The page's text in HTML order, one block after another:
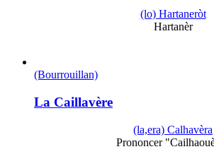
(lo) Hartaneròt
Hartanèr
(Bourrouillan)
La Caillavère
(la,era) Calhavèra
Prononcer